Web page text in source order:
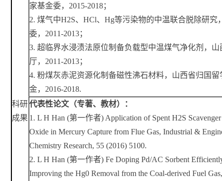
科研
成果
家基金委，2015-2018；
2. 煤气中H2S、HCl、Hg等污染物的中温联合脱除研究
委，2011-2013；
3. 超临界水浸渍法原位制备负载型中温煤气净化剂，山
厅，2011-2013；
4. 粉煤灰赤泥资源化制备磁性沸石材料，山西省归国留
金，2016-2018.
代表性论文（专著、教材）：
1. L H Han (第一作者) Application of Spent H2S
Oxide in Mercury Capture from Flue Gas, Industrial &
Chemistry Research, 55 (2016) 5100.
2. L H Han (第一作者) Fe Doping Pd/AC Sorbent
Improving the Hg0 Removal from the Coal-derived Fuel